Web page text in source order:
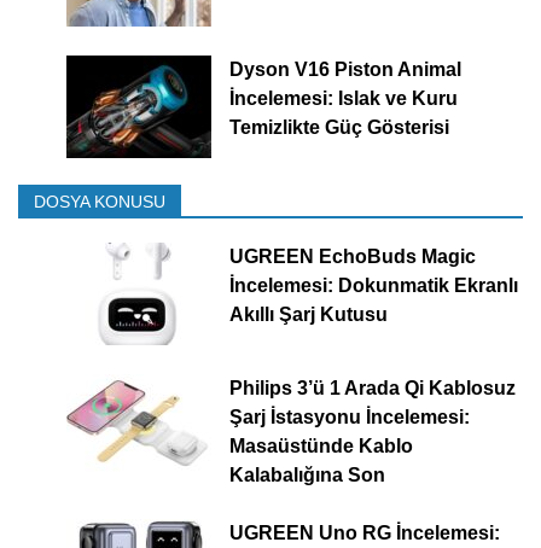
Dyson V16 Piston Animal
İncelemesi: Islak ve Kuru
Temizlikte Güç Gösterisi
DOSYA KONUSU
UGREEN EchoBuds Magic
İncelemesi: Dokunmatik Ekranlı
Akıllı Şarj Kutusu
Philips 3’ü 1 Arada Qi Kablosuz
Şarj İstasyonu İncelemesi:
Masaüstünde Kablo
Kalabalığına Son
UGREEN Uno RG İncelemesi: